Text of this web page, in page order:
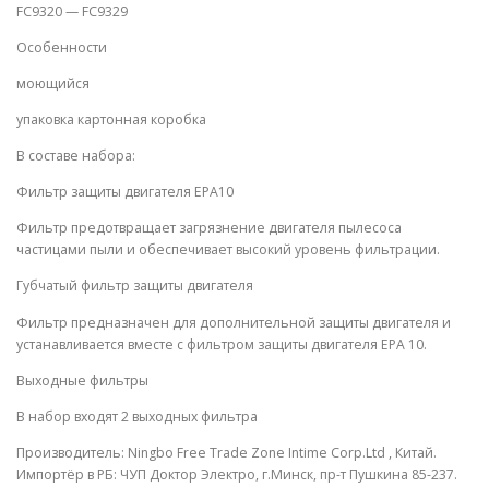
FC9320 — FC9329
Особенности
моющийся
упаковка картонная коробка
В составе набора:
Фильтр защиты двигателя EPA10
Фильтр предотвращает загрязнение двигателя пылесоса
частицами пыли и обеспечивает высокий уровень фильтрации.
Губчатый фильтр защиты двигателя
Фильтр предназначен для дополнительной защиты двигателя и
устанавливается вместе с фильтром защиты двигателя EPA 10.
Выходные фильтры
В набор входят 2 выходных фильтра
Производитель: Ningbo Free Trade Zone Intime Corp.Ltd , Китай.
Импортёр в РБ: ЧУП Доктор Электро, г.Минск, пр-т Пушкина 85-237.